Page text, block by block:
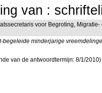
van :
voor Begroting,
begeleide minderjarige
van de antwoordtermijn: 8/1/2010)